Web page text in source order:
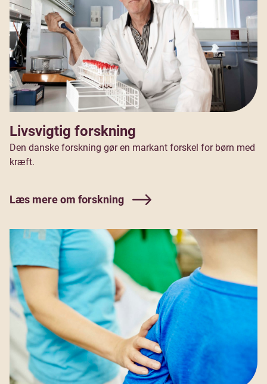
Livsvigtig forskning
Den danske forskning gør en markant forskel for børn med
kræft.
Læs mere om forskning